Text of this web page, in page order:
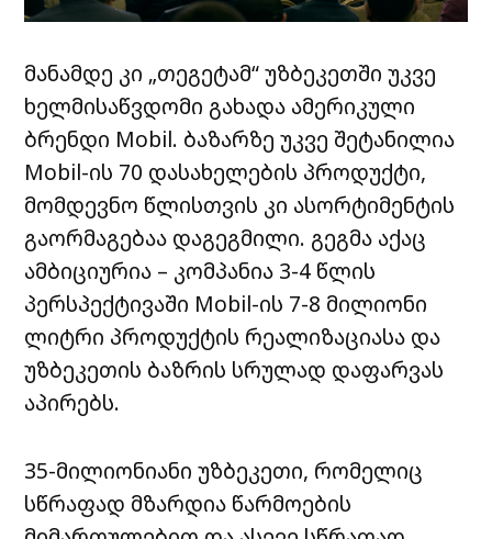
მანამდე კი „თეგეტამ“უზბეკეთში უკვე
ხელმისაწვდომი გახადა ამერიკული
ბრენდი Mobil. ბაზარზე უკვე შეტანილია
Mobil-ის 70 დასახელების პროდუქტი,
მომდევნო წლისთვის კი ასორტიმენტის
გაორმაგებაა დაგეგმილი. გეგმა აქაც
ამბიციურია – კომპანია 3-4 წლის
პერსპექტივაში Mobil-ის 7-8 მილიონი
ლიტრი პროდუქტის რეალიზაციასა და
უზბეკეთის ბაზრის სრულად დაფარვას
აპირებს.
35-მილიონიანი უზბეკეთი, რომელიც
სწრაფად მზარდია წარმოების